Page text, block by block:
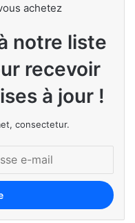
achetez
notre liste
recevoir
à jour !
consectetur.